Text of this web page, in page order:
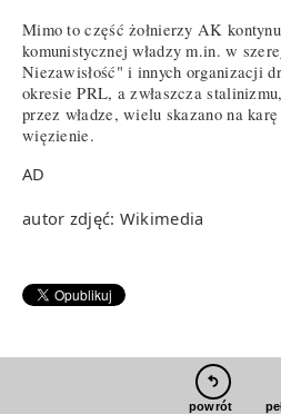
Mimo to część żołnierzy AK
komunistycznej władzy m.in. w
Niezawisłość" i innych organizacji
okresie PRL, a zwłaszcza
przez władze, wielu skazano na
więzienie.
AD
autor zdjęć: Wikimedia
powrót